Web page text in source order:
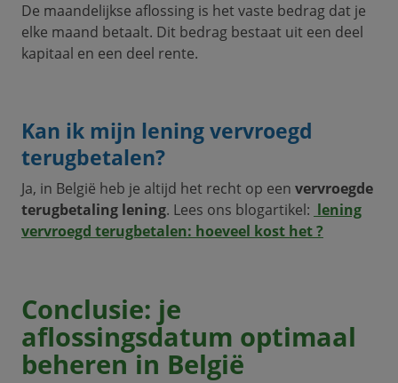
De maandelijkse aflossing is het vaste bedrag dat je
elke maand betaalt. Dit bedrag bestaat uit een deel
kapitaal en een deel rente.
Kan ik mijn lening vervroegd
terugbetalen?
Ja, in België heb je altijd het recht op een vervroegde
terugbetaling lening. Lees ons blogartikel: lening
vervroegd terugbetalen: hoeveel kost het ?
Conclusie: je
aflossingsdatum optimaal
beheren in België